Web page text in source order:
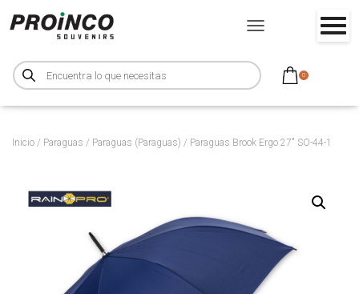
B
ú
s
u
d
0
CAMBIAR MODO DE
Inicio / Paraguas / Paraguas (Paraguas) / Paraguas Brook Ergo 27″ SO-44-1